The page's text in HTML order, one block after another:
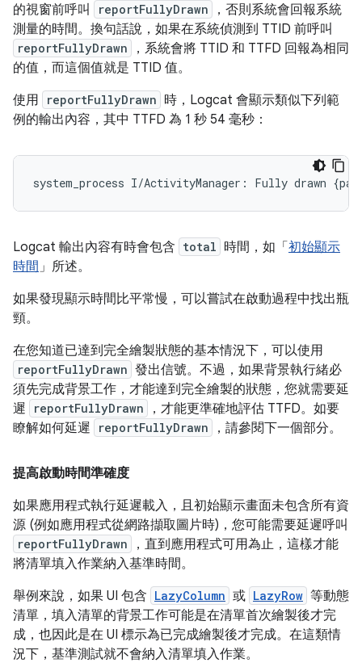
的視窗前呼叫
reportFullyDrawn
，否則系統會回報系統
測量的時間。換句話說，如果在系統偵測到 TTID 前呼叫
reportFullyDrawn
，系統會將 TTID 和 TTFD 回報為相同
的值，而這個值就是 TTID 值。
使用
reportFullyDrawn 時，Logcat 會顯示類似下列範
例的輸出內容，其中 TTFD 為 1 秒 54 毫秒：
Logcat 輸出內容有時會包含 total 時間，如「初始顯示
時間 」所述。
如果發現顯示時間比平常慢，可以嘗試在啟動過程中找出瓶
頸。
在您知道已達到完全繪製狀態的基本情況下，可以使用
reportFullyDrawn 發出信號。不過，如果背景執行緒必
須先完成背景工作，才能達到完全繪製的狀態，您就需要延
遲
reportFullyDrawn
，才能更準確地評估 TTFD。如要
瞭解如何延遲
reportFullyDrawn ，請參閱下一個部分。
提高啟動時間準確度
如果應用程式執行延遲載入，且初始顯示畫面未包含所有資
源 (例如應用程式從網路擷取圖片時)，您可能需要延遲呼叫
reportFullyDrawn
，直到應用程式可用為止，這樣才能
將清單填入作業納入基準時間。
舉例來說，如果 UI 包含 LazyColumn 或 LazyRow 等動態
清單，填入清單的背景工作可能是在清單首次繪製後才完
成，也因此是在 UI 標示為已完成繪製後才完成。在這類情
況下，基準測試就不會納入清單填入作業。